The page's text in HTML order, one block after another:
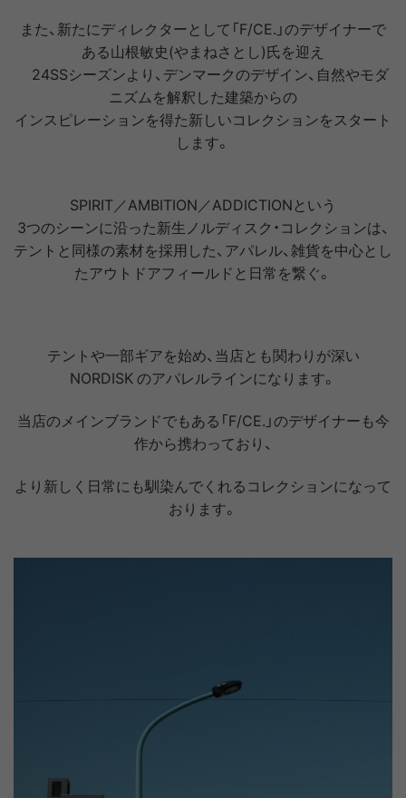
また、新たにディレクターとして「F/CE.」のデザイナーで
ある山根敏史(やまねさとし)氏を迎え
24SSシーズンより、デンマークのデザイン、自然やモダ
ニズムを解釈した建築からの
インスピレーションを得た新しいコレクションをスタート
します。
SPIRIT／AMBITION／ADDICTIONという
3つのシーンに沿った新生ノルディスク・コレクションは、
テントと同様の素材を採用した、アパレル、雑貨を中心とし
たアウトドアフィールドと日常を繋ぐ。
テントや一部ギアを始め、当店とも関わりが深い
NORDISK のアパレルラインになります。
当店のメインブランドでもある「F/CE.」のデザイナーも今
作から携わっており、
より新しく日常にも馴染んでくれるコレクションになって
おります。